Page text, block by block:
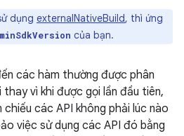
dụng externalNativeBuild, thì ứng
minSdkVersion của bạn.
các hàm thường được phân
vì khi được gọi lần đầu tiên,
các API không phải lúc nào
việc sử dụng các API đó bằng